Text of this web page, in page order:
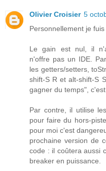
Olivier Croisier 5
Personnellement je
Le gain est nul, il
n'offre pas un IDE.
les getters/setters,
shift-S R et alt-shift-S
gagner du temps",
Par contre, il utilise
pour faire du hors-
pour moi c'est
prochaine version de
code : il coûtera aussi
breaker en puissance.